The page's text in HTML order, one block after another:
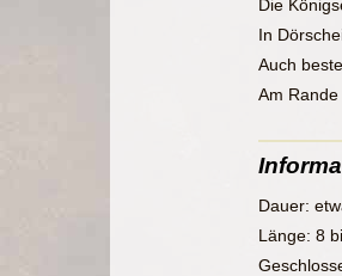
Die
In
Auch
Am
Dauer:
Länge: 8